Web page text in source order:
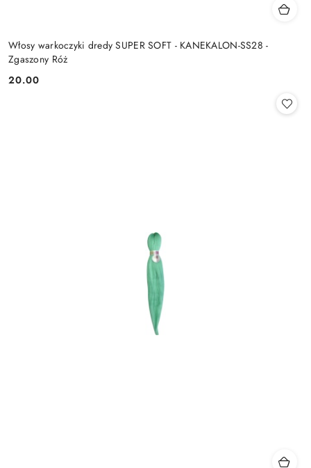
Włosy warkoczyki dredy SUPER SOFT - KANEKALON-SS28 -
Zgaszony Róż
Cena:
20.00